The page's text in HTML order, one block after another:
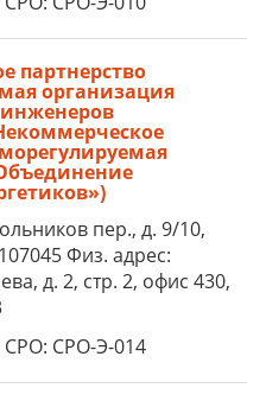
партнерство
организация
пер., д. 9/10,
Физ. адрес:
д. 2, стр. 2, офис 430,
СРО: СРО-Э-014